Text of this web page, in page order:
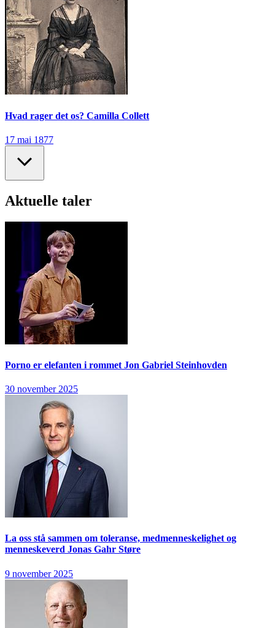
Hvad rager det os? Camilla Collett
17 mai 1877
Aktuelle taler
Porno er elefanten i rommet Jon Gabriel Steinhovden
30 november 2025
La oss stå sammen om toleranse, medmenneskelighet og
menneskeverd Jonas Gahr Støre
9 november 2025